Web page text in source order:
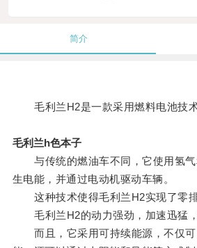
简介
毛利兰H2是一款采用燃料电池技术
毛利兰h色本子
与传统的燃油车不同，它使用氢气
生电能，并通过电动机驱动车辆。
这种技术使得毛利兰H2实现了零排
毛利兰H2的动力强劲，加速迅猛，
而且，它采用可持续能源，不仅可